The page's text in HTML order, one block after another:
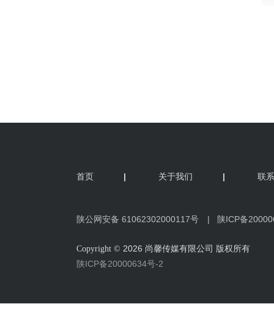
首页 | 关于我们 | 联
陕公网安备 61062302000117号 ‍ | 陕ICP备
Copyright © 2026 尚馨传媒有限公司 版权所有
陕ICP备20000634号-2